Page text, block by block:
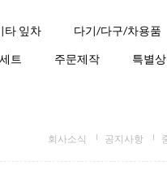
타 잎차 다기/다구/차용품
트 주문제작 특별
회사소식 공지사항